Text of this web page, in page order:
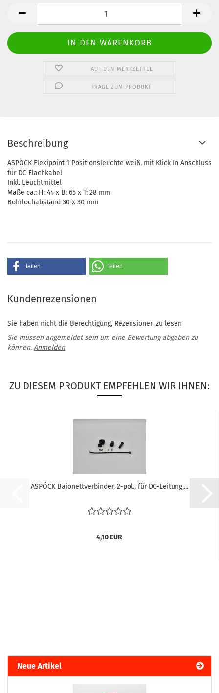
AUF DEN MERKZETTEL
FRAGE ZUM PRODUKT
Beschreibung
ASPÖCK Flexipoint 1 Positionsleuchte weiß, mit Klick In Anschluss
für DC Flachkabel
Inkl. Leuchtmittel
Maße ca.: H: 44 x B: 65 x T: 28 mm
Bohrlochabstand 30 x 30 mm
teilen teilen
Kundenrezensionen
Sie haben nicht die Berechtigung, Rezensionen zu lesen
Sie müssen angemeldet sein um eine Bewertung abgeben zu
können. Anmelden
ZU DIESEM PRODUKT EMPFEHLEN WIR IHNEN:
ASPÖCK Bajonettverbinder, 2-pol., für DC-Leitung,...
4,10 EUR
Neue Artikel